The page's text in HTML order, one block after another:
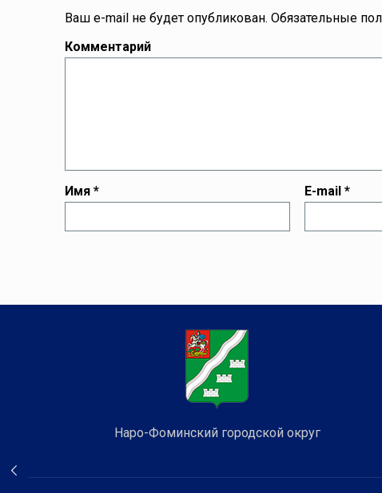
Ваш e-mail не будет опубликован. Обязательные
Комментарий
Имя* E-mail*
Наро-Фоминский городской округ